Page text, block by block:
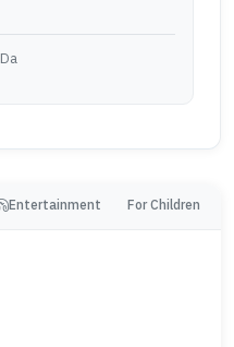
Da
Entertainment For Children